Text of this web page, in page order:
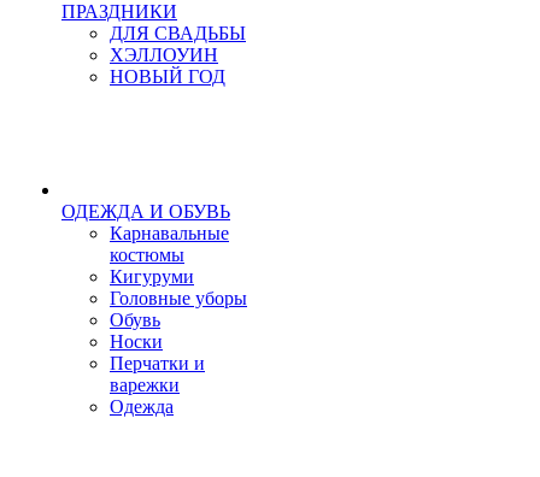
ПРАЗДНИКИ
ДЛЯ СВАДЬБЫ
ХЭЛЛОУИН
НОВЫЙ ГОД
ОДЕЖДА И ОБУВЬ
Карнавальные
костюмы
Кигуруми
Головные уборы
Обувь
Носки
Перчатки и
варежки
Одежда